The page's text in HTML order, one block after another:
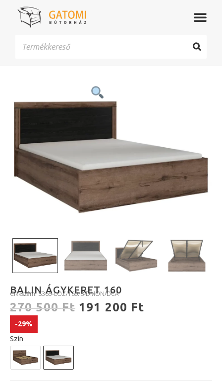
BALIN ÁGYKERET 160
Cikkszám: S365-LOZ/160/B-DMON/DCA
270 500Ft 191 200 Ft
-29%
Szín